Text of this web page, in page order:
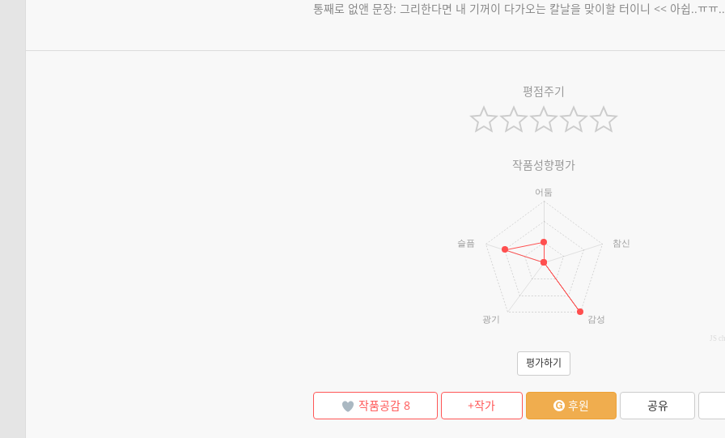
통째로 없앤 문장: 그리한다면 내 기꺼이 다가오는 칼날을 맞이할 터이니 << 아쉽..ㅠㅠ..
평점주기
작품성향평가
어둠
참신
감성
광기
슬픔
JS
평가하기
작품공감 8 +작가 후원 공유